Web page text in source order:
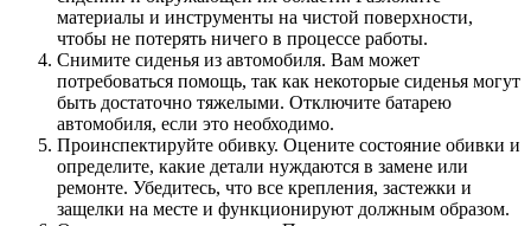
материалы и инструменты на чистой поверхности,
чтобы не потерять ничего в процессе работы.
Снимите сиденья из автомобиля. Вам может
потребоваться помощь, так как некоторые сиденья могут
быть достаточно тяжелыми. Отключите батарею
автомобиля, если это необходимо.
Проинспектируйте обивку. Оцените состояние обивки и
определите, какие детали нуждаются в замене или
ремонте. Убедитесь, что все крепления, застежки и
защелки на месте и функционируют должным образом.